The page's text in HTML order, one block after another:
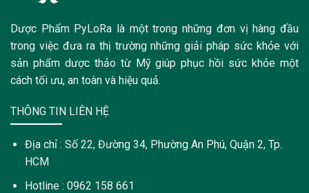
Dược Phẩm PyLoRa là một trong những đơn vị hàng đầu
trong việc đưa ra thị trường những giải pháp sức khỏe với
sản phẩm dược thảo từ Mỹ giúp phục hồi sức khỏe một
cách tối ưu, an toàn và hiệu quả.
THÔNG TIN LIÊN HỆ
Địa chỉ : Số 22, Đường 34, Phường An Phú, Quận 2, Tp.
HCM
Hotline : 0962 158 661